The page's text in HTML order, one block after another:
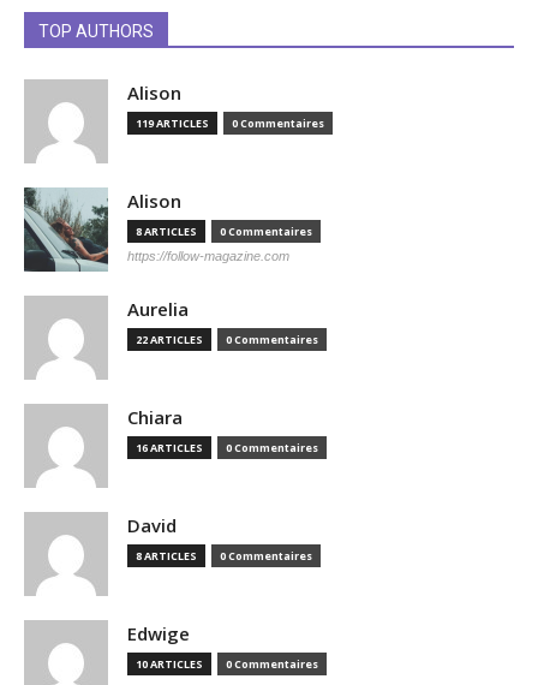
TOP AUTHORS
Alison
119 ARTICLES 0 Commentaires
Alison
8 ARTICLES 0 Commentaires
https://follow-magazine.com
Aurelia
22 ARTICLES 0 Commentaires
Chiara
16 ARTICLES 0 Commentaires
David
8 ARTICLES 0 Commentaires
Edwige
10 ARTICLES 0 Commentaires